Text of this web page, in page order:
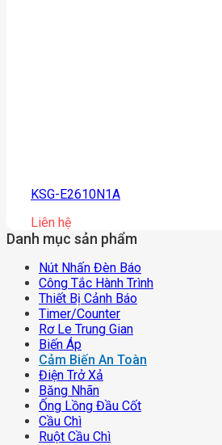
KSG-E2610N1A
Liên hệ
Danh mục sản phẩm
Nút Nhấn Đèn Báo
Công Tắc Hành Trình
Thiết Bị Cảnh Báo
Timer/counter
Rơ Le Trung Gian
Biến Áp
Cảm Biến An Toàn
Điện Trở Xả
Băng Nhãn
Ống Lồng Đầu Cốt
Cầu Chì
Ruột Cầu Chì